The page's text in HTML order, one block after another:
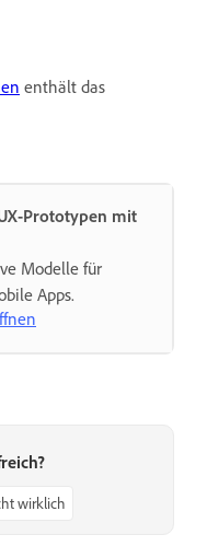
enthält das
Prototypen mit
Modelle für
Apps.
wirklich